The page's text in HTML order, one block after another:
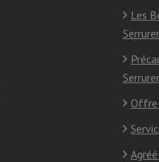
Les
Offre